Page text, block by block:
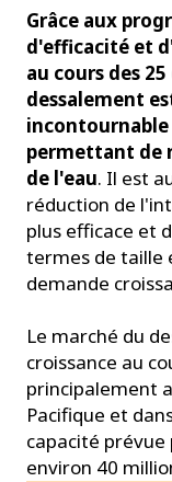
Grâce aux
d'efficacité et
au cours des
dessalement
permettant de
de l'eau. Il est
réduction de
plus efficace et
termes de taille
demande
Le marché du
croissance au
principalement
Pacifique et
capacité
environ 40